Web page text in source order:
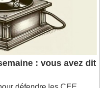
subtitles
: vous avez dit